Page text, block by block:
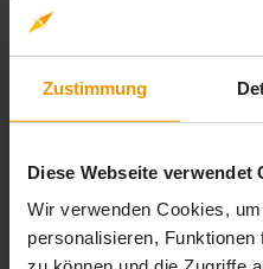
Zustimmung
Diese Webseite verwendet
Wir verwenden Cookies,
personalisieren,
Bewertungen
Gesamtbewertung